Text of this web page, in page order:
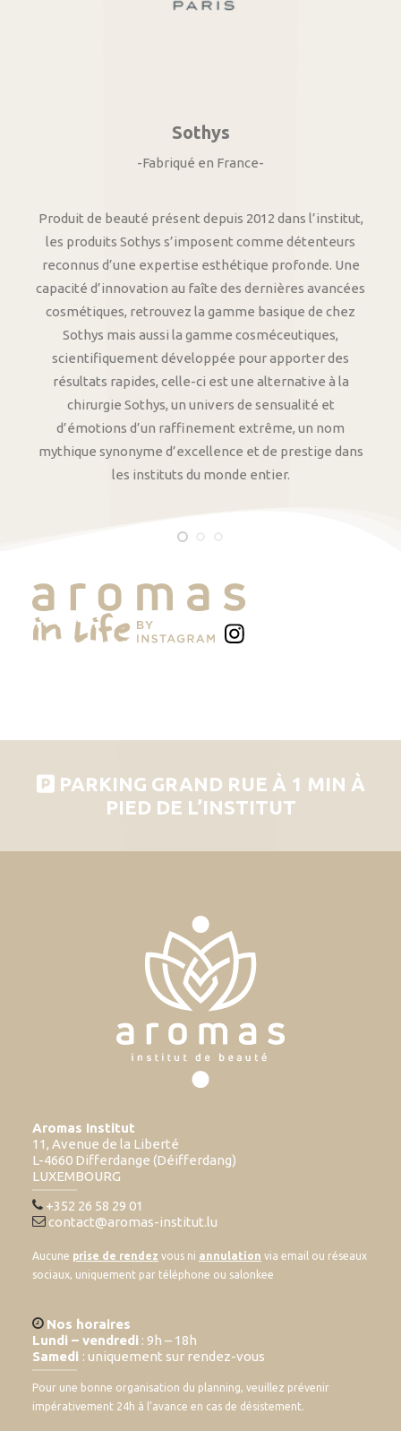
Sothys
-Fabriqué en France-
Produit de beauté présent depuis 2012 dans l’institut,
les produits Sothys s’imposent comme détenteurs
reconnus d’une expertise esthétique profonde. Une
capacité d’innovation au faîte des dernières avancées
cosmétiques, retrouvez la gamme basique de chez
Sothys mais aussi la gamme cosméceutiques,
scientifiquement développée pour apporter des
résultats rapides, celle-ci est une alternative à la
chirurgie Sothys, un univers de sensualité et
d’émotions d’un raffinement extrême, un nom
mythique synonyme d’excellence et de prestige dans
les instituts du monde entier.
PARKING GRAND RUE À 1 MIN À
PIED DE L’INSTITUT
Aromas Institut
11, Avenue de la Liberté
L-4660 Differdange (Déifferdang)
LUXEMBOURG
+352 26 58 29 01
contact@aromas-institut.lu
Aucune prise de rendez vous ni annulation via email ou réseaux
sociaux, uniquement par téléphone ou salonkee
Nos horaires
Lundi – vendredi : 9h – 18h
Samedi : uniquement sur rendez-vous
Pour une bonne organisation du planning, veuillez prévenir
impérativement 24h à l’avance en cas de désistement.